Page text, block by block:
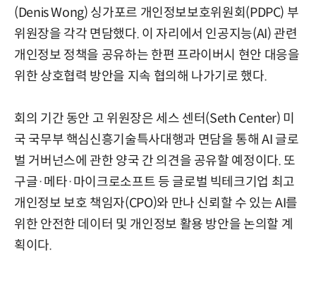
(Denis Wong) 싱가포르 개인정보보호위원회(PDPC) 부
위원장을 각각 면담했다. 이 자리에서 인공지능(AI) 관련
개인정보 정책을 공유하는 한편 프라이버시 현안 대응을
위한 상호협력 방안을 지속 협의해 나가기로 했다.
회의 기간 동안 고 위원장은 세스 센터(Seth Center) 미
국 국무부 핵심신흥기술특사대행과 면담을 통해 AI 글로
벌 거버넌스에 관한 양국 간 의견을 공유할 예정이다. 또
구글·메타·마이크로소프트 등 글로벌 빅테크기업 최고
개인정보 보호 책임자(CPO)와 만나 신뢰할 수 있는 AI를
위한 안전한 데이터 및 개인정보 활용 방안을 논의할 계
획이다.